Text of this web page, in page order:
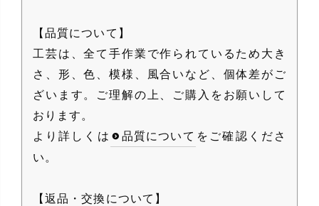
【品質について】
工芸は、全て手作業で作られているため大き
さ、形、色、模様、風合いなど、個体差がご
ざいます。ご理解の上、ご購入をお願いして
おります。
より詳しくは
品質について をご確認くださ
い。
【返品・交換について】